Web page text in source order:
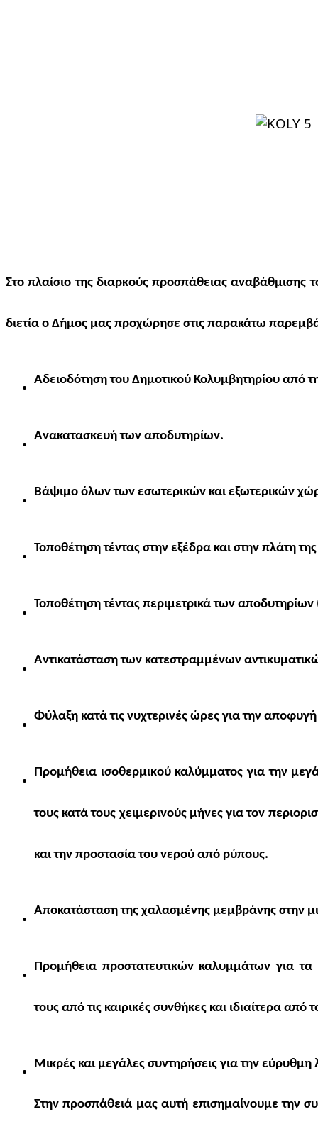
Στο πλαίσιο της διαρκούς προσπάθειας αναβάθμισης
διετία ο Δήμος μας προχώρησε στις παρακάτω
Αδειοδότηση του Δημοτικού Κολυμβητηρίου από
Ανακατασκευή των αποδυτηρίων.
Βάψιμο όλων των εσωτερικών και εξωτερικών
Τοποθέτηση τέντας στην εξέδρα και στην πλάτη
Τοποθέτηση τέντας περιμετρικά των αποδυτηρίων
Αντικατάσταση των κατεστραμμένων
Φύλαξη κατά τις νυχτερινές ώρες για την
Προμήθεια ισοθερμικού καλύμματος για την
τους κατά τους χειμερινούς μήνες για τον
και την προστασία του νερού από ρύπους.
Αποκατάσταση της χαλασμένης μεμβράνης στην
Προμήθεια προστατευτικών καλυμμάτων για
τους από τις καιρικές συνθήκες και ιδιαίτερα από
Μικρές και μεγάλες συντηρήσεις για την εύρυθμη
Στην προσπάθειά μας αυτή επισημαίνουμε την